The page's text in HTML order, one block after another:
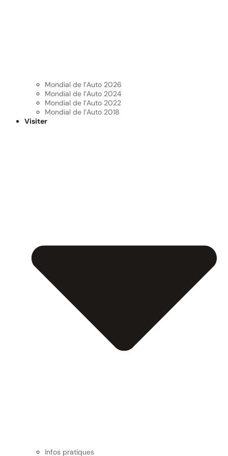
Mondial de l’Auto 2026
Mondial de l’Auto 2024
Mondial de l’Auto 2022
Mondial de l’Auto 2018
Visiter
Infos pratiques